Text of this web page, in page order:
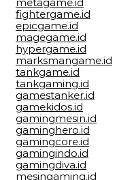
fightergame.id
epicgame.id
magegame.id
hypergame.id
marksmangame.id
tankgame.id
tankgaming.id
gamestanker.id
gamekidos.id
gamingmesin.id
gaminghero.id
gamingcore.id
gamingindo.id
gamingdiva.id
mesingaming.id